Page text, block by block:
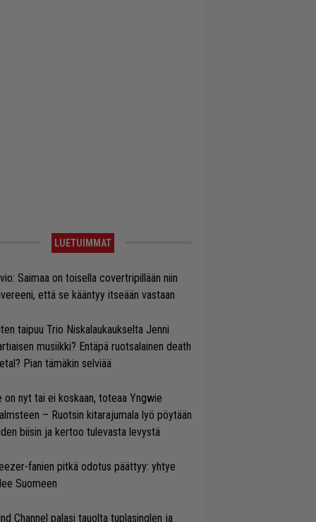
LUETUIMMAT
Saimaa on toisella covertripillään niin
että se kääntyy itseään vastaan
taipuu Trio Niskalaukaukselta Jenni
musiikki? Entäpä ruotsalainen death
Pian tämäkin selviää
on nyt tai ei koskaan, toteaa Yngwie
– Ruotsin kitarajumala lyö pöytään
biisin ja kertoo tulevasta levystä
fanien pitkä odotus päättyy: yhtye
Suomeen
Channel palasi tauolta tuplasinglen ja